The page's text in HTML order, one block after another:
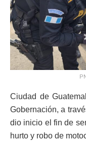
Ciudad de
Gobernación, a
dio inicio el fin de
hurto y robo de